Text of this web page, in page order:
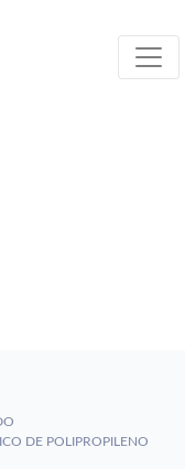
DE POLIPROPILENO